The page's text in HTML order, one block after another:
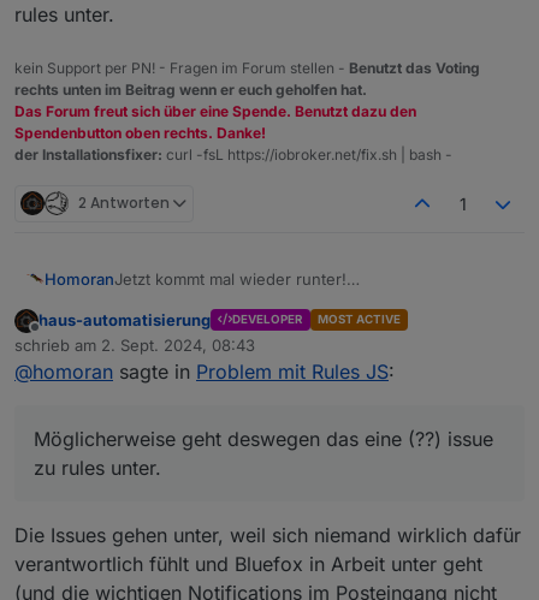
rules unter.
kein Support per PN! - Fragen im Forum stellen - Benutzt das Voting
rechts unten im Beitrag wenn er euch geholfen hat.
Das Forum freut sich über eine Spende. Benutzt dazu den
Spendenbutton oben rechts. Danke!
der Installationsfixer: curl -fsL https://iobroker.net/fix.sh | bash -
2 Antworten 1
HomoranJetzt kommt mal wieder runter!
@da_woodysagte inProblem mit Rules JS
im Gegenteil!
ich weiss das Rules als Logikmaschine für einfache
(der übrigens u.a. auch deswegen auf
Skriptausführung umbenannt wurde)
Möglicherweise geht deswegen das eine (??) issue
zu rules unter.
Offline
haus-automatisierung DEVELOPER MOST ACTIVE
schrieb am 2. Sept. 2024, 08:43
zuletzt editiert von
@homoran sagte in Problem mit Rules JS:
Möglicherweise geht deswegen das eine (??) issue
zu rules unter.
Die Issues gehen unter, weil sich niemand wirklich dafür
verantwortlich fühlt und Bluefox in Arbeit unter geht
(und die wichtigen Notifications im Posteingang nicht